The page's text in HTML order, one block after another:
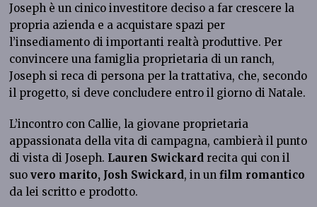
Joseph è un cinico investitore deciso a far crescere la
propria azienda e a acquistare spazi per
l’insediamento di importanti realtà produttive. Per
convincere una famiglia proprietaria di un ranch,
Joseph si reca di persona per la trattativa, che, secondo
il progetto, si deve concludere entro il giorno di Natale.
L’incontro con Callie, la giovane proprietaria
appassionata della vita di campagna, cambierà il punto
di vista di Joseph. Lauren Swickard recita qui con il
suovero marito, Josh Swickard, in unfilm romantico
da lei scritto e prodotto.